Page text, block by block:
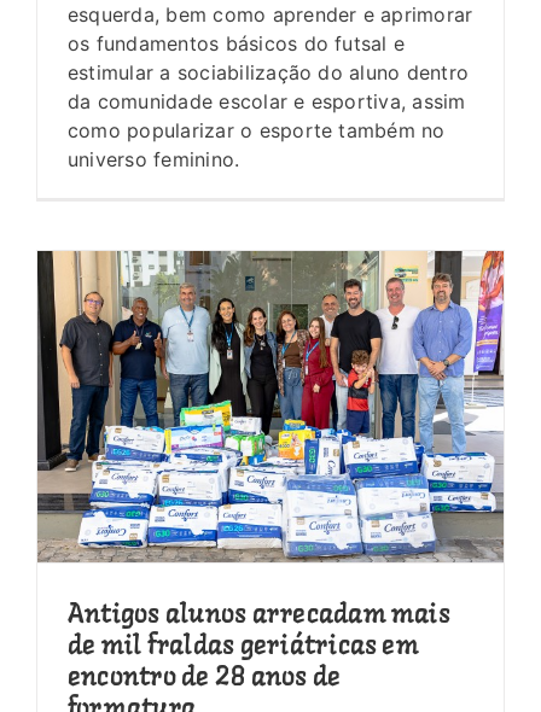
esquerda, bem como aprender e aprimorar
os fundamentos básicos do futsal e
estimular a sociabilização do aluno dentro
da comunidade escolar e esportiva, assim
como popularizar o esporte também no
universo feminino.
Antigos alunos arrecadam mais
de mil fraldas geriátricas em
encontro de 28 anos de